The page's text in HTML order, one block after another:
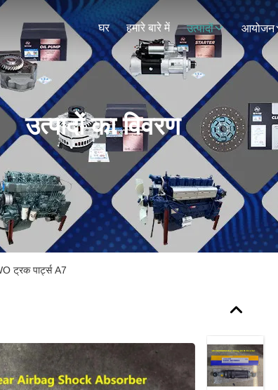
घर हमारे बारे में उत्पादों आयोजन
उत्पादों का विवरण
ट्रक पार्ट्स A7